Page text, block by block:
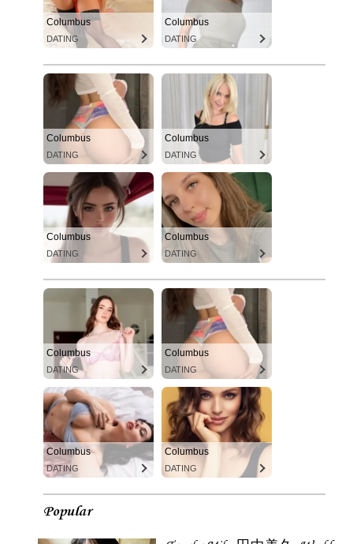
Columbus
DATING
Columbus
DATING
Columbus
DATING
Columbus
DATING
Columbus
DATING
Columbus
DATING
Columbus
DATING
Columbus
DATING
Columbus
DATING
Columbus
DATING
Popular